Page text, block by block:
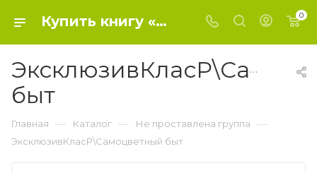
Купить книгу «ЭксклюзивКласР\Самоцветный быт» 2021, Булгаков М.А. - Не проставлена группа 0
быт
Главная — Каталог — Не проставлена группа —
ЭксклюзивКласР\Самоцветный быт